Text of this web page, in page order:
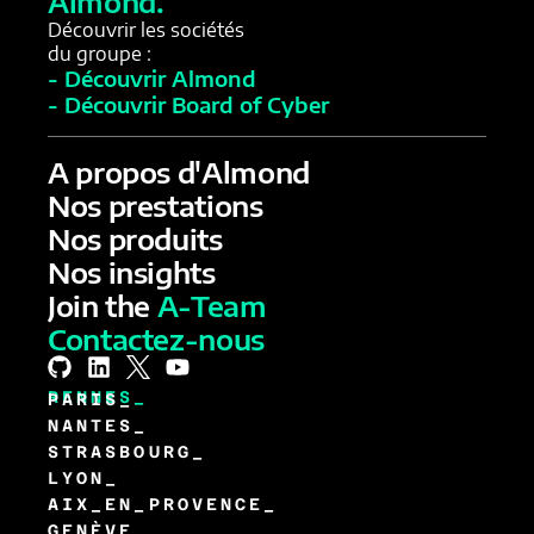
Découvrir les sociétés
du groupe :
- Découvrir Almond
- Découvrir Board of Cyber
A propos d'Almond
Nos prestations
Nos produits
Nos insights
Join the A-Team
Contactez-nous
RENNES_
PARIS_
NANTES_
STRASBOURG_
LYON_
AIX_EN_PROVENCE_